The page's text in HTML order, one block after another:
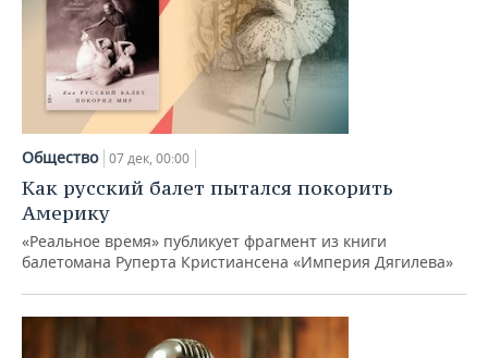
Общество 07 дек, 00:00
Как русский балет пытался покорить
Америку
«Реальное время» публикует фрагмент из книги
балетомана Руперта Кристиансена «Империя Дягилева»